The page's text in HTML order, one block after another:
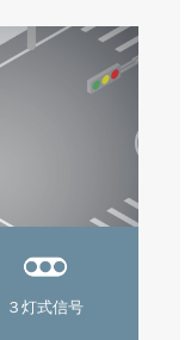
３灯式信号